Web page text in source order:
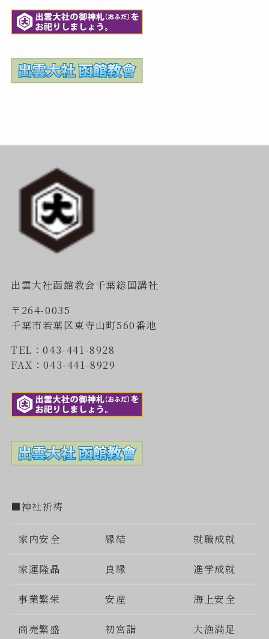
出雲大社函館教会千葉総国講社
〒264-0035
千葉市若葉区東寺山町560番地
TEL：043-441-8928
FAX：043-441-8929
■神社祈祷
家内安全 縁結 就職成就
家運隆晶 良縁 進学成就
事業繁栄 安産 海上安全
商売繁盛 初宮詣 大漁満足